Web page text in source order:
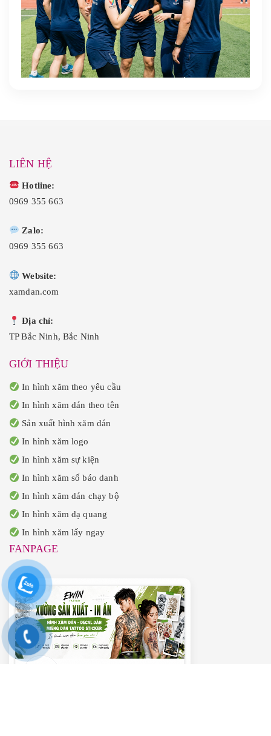
LIÊN HỆ
Hotline:
0969 355 663
Zalo:
0969 355 663
Website:
xamdan.com
Địa chỉ:
TP Bắc Ninh, Bắc Ninh
GIỚI THIỆU
In hình xăm theo yêu cầu
In hình xăm dán theo tên
Sản xuất hình xăm dán
In hình xăm logo
In hình xăm sự kiện
In hình xăm số báo danh
In hình xăm dán chạy bộ
In hình xăm dạ quang
In hình xăm lấy ngay
FANPAGE